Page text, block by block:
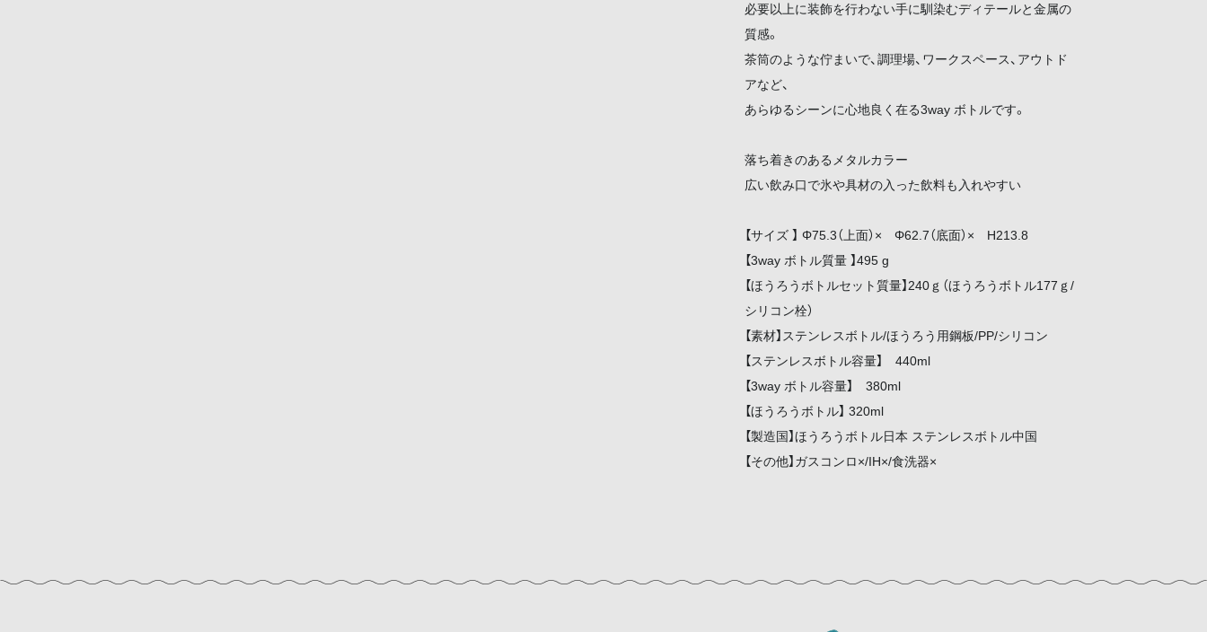
必要以上に装飾を行わない手に馴染むディテールと金属の
質感。
茶筒のような佇まいで、調理場、ワークスペース、アウトド
アなど、
あらゆるシーンに心地良く在る3way ボトルです。
落ち着きのあるメタルカラー
広い飲み口で氷や具材の入った飲料も入れやすい
【サイズ 】 Φ75.3（上面）× Φ62.7（底面）× H213.8
【3way ボトル質量 】495 g
【ほうろうボトルセット質量】240ｇ（ほうろうボトル177ｇ/
シリコン栓）
【素材】ステンレスボトル/ほうろう用鋼板/PP/シリコン
【ステンレスボトル容量】 440ml
【3way ボトル容量】 380ml
【ほうろうボトル】 320ml
【製造国】ほうろうボトル日本 ステンレスボトル中国
【その他】ガスコンロ×/IH×/食洗器×